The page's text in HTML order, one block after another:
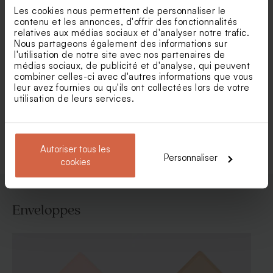
Les cookies nous permettent de personnaliser le
contenu et les annonces, d'offrir des fonctionnalités
relatives aux médias sociaux et d'analyser notre trafic.
Nous partageons également des informations sur
l'utilisation de notre site avec nos partenaires de
médias sociaux, de publicité et d'analyse, qui peuvent
combiner celles-ci avec d'autres informations que vous
leur avez fournies ou qu'ils ont collectées lors de votre
utilisation de leurs services.
Autoriser tous les
cookies
Personnaliser
Carte d'invitation
anniversaire adulte ticket de
cinéma
Carte invitation anniversaire
jolies fleurs dorure et haut
arrondi
Voir toute la collection Invitation fête
Enveloppes